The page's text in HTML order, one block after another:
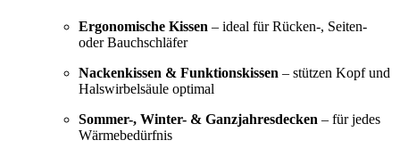
Ergonomische Kissen – ideal für Rücken-, Seiten-
oder Bauchschläfer
Nackenkissen & Funktionskissen – stützen Kopf und
Halswirbelsäule optimal
Sommer-, Winter- & Ganzjahresdecken – für jedes
Wärmebedürfnis